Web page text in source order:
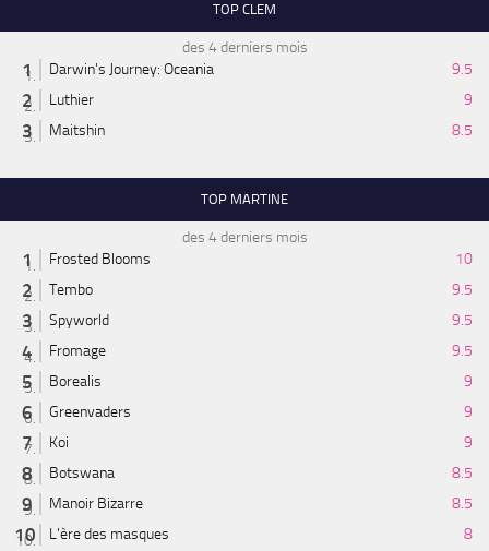
TOP CLEM
des 4 derniers mois
Darwin's Journey: Oceania
9.5
Luthier
9
Maitshin
8.5
TOP MARTINE
des 4 derniers mois
Frosted Blooms
10
Tembo
9.5
Spyworld
9.5
Fromage
9.5
Borealis
9
Greenvaders
9
Koi
9
Botswana
8.5
Manoir Bizarre
8.5
L'ère des masques
8